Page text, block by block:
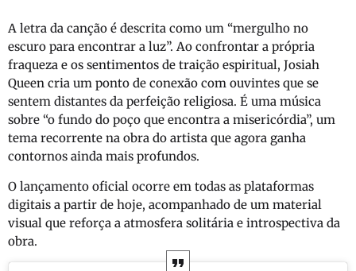
A letra da canção é descrita como um “mergulho no
escuro para encontrar a luz”. Ao confrontar a própria
fraqueza e os sentimentos de traição espiritual, Josiah
Queen cria um ponto de conexão com ouvintes que se
sentem distantes da perfeição religiosa. É uma música
sobre “o fundo do poço que encontra a misericórdia”, um
tema recorrente na obra do artista que agora ganha
contornos ainda mais profundos.
O lançamento oficial ocorre em todas as plataformas
digitais a partir de hoje, acompanhado de um material
visual que reforça a atmosfera solitária e introspectiva da
obra.